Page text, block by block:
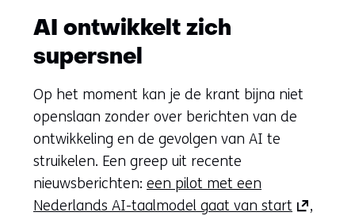
AI ontwikkelt zich
supersnel
Op het moment kan je de krant bijna niet
openslaan zonder over berichten van de
ontwikkeling en de gevolgen van AI te
struikelen. Een greep uit recente
nieuwsberichten: een pilot met een
Nederlands AI-taalmodel gaat van start (opent
,